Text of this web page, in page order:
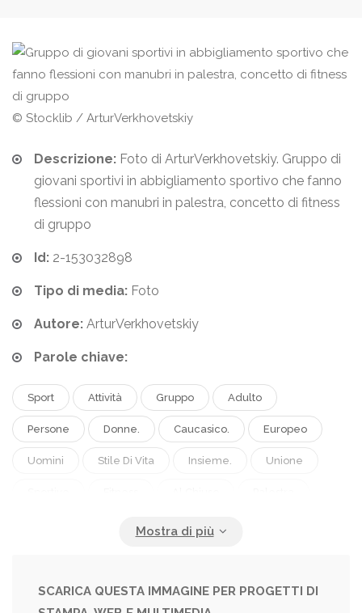
© Stocklib / ArturVerkhovetskiy
Descrizione: Foto di ArturVerkhovetskiy. Gruppo di
giovani sportivi in abbigliamento sportivo che fanno
flessioni con manubri in palestra, concetto di fitness
di gruppo
Id: 2-153032898
Tipo di media: Foto
Autore: ArturVerkhovetskiy
Parole chiave:
Sport Attività Gruppo Adulto
Persone Donne. Caucasico. Europeo
Uomini Stile Di Vita Insieme. Unione
Fare Esercizio
Manubri Sportivo Relazione Atletico
SCARICA QUESTA IMMAGINE PER PROGETTI DI